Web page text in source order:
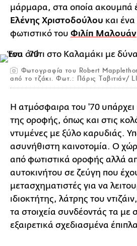
μάρμαρα, στα οποία ακουμπά
Ελένης Χριστοδούλου και ένα
φωτιστικό του Φιλίπ Μαλουάν
Φωτογραφία του Robert
από το τζάκι. Φωτ.: Πάρις Ταβιτιάν/
Η ατμόσφαιρα του '70 υπάρχει
της οροφής, όπως και στις
ντυμένες με ξύλο καρυδιάς.
ασυνήθιστη καινοτομία. Ο
από φωτιστικά οροφής αλλά
αυτοκινήτου σε ζεύγη που
μετασχηματιστές για να
ιδιοκτήτης, λάτρης του
τα στοιχεία συνδέοντάς τα με
εξαιρετικά σχεδιασμένα